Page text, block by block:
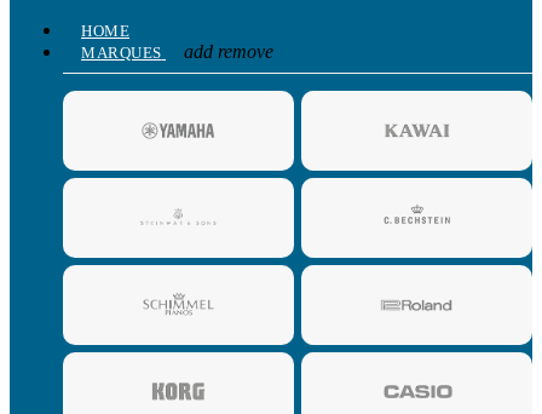
HOME
MARQUES
add remove